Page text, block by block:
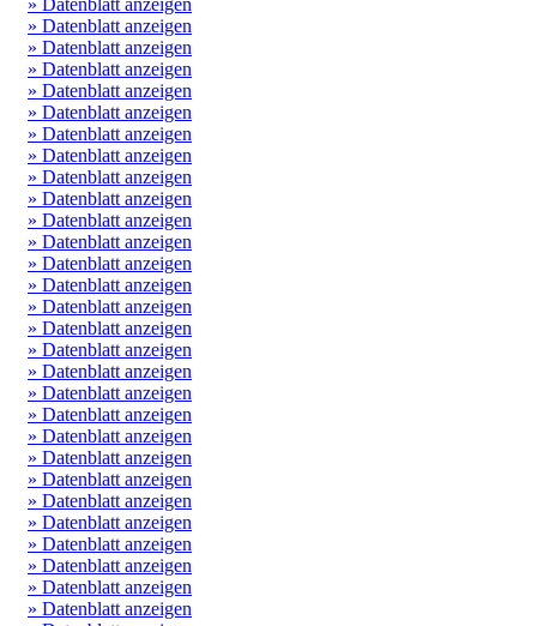
» Datenblatt anzeigen
» Datenblatt anzeigen
» Datenblatt anzeigen
» Datenblatt anzeigen
» Datenblatt anzeigen
» Datenblatt anzeigen
» Datenblatt anzeigen
» Datenblatt anzeigen
» Datenblatt anzeigen
» Datenblatt anzeigen
» Datenblatt anzeigen
» Datenblatt anzeigen
» Datenblatt anzeigen
» Datenblatt anzeigen
» Datenblatt anzeigen
» Datenblatt anzeigen
» Datenblatt anzeigen
» Datenblatt anzeigen
» Datenblatt anzeigen
» Datenblatt anzeigen
» Datenblatt anzeigen
» Datenblatt anzeigen
» Datenblatt anzeigen
» Datenblatt anzeigen
» Datenblatt anzeigen
» Datenblatt anzeigen
» Datenblatt anzeigen
» Datenblatt anzeigen
» Datenblatt anzeigen